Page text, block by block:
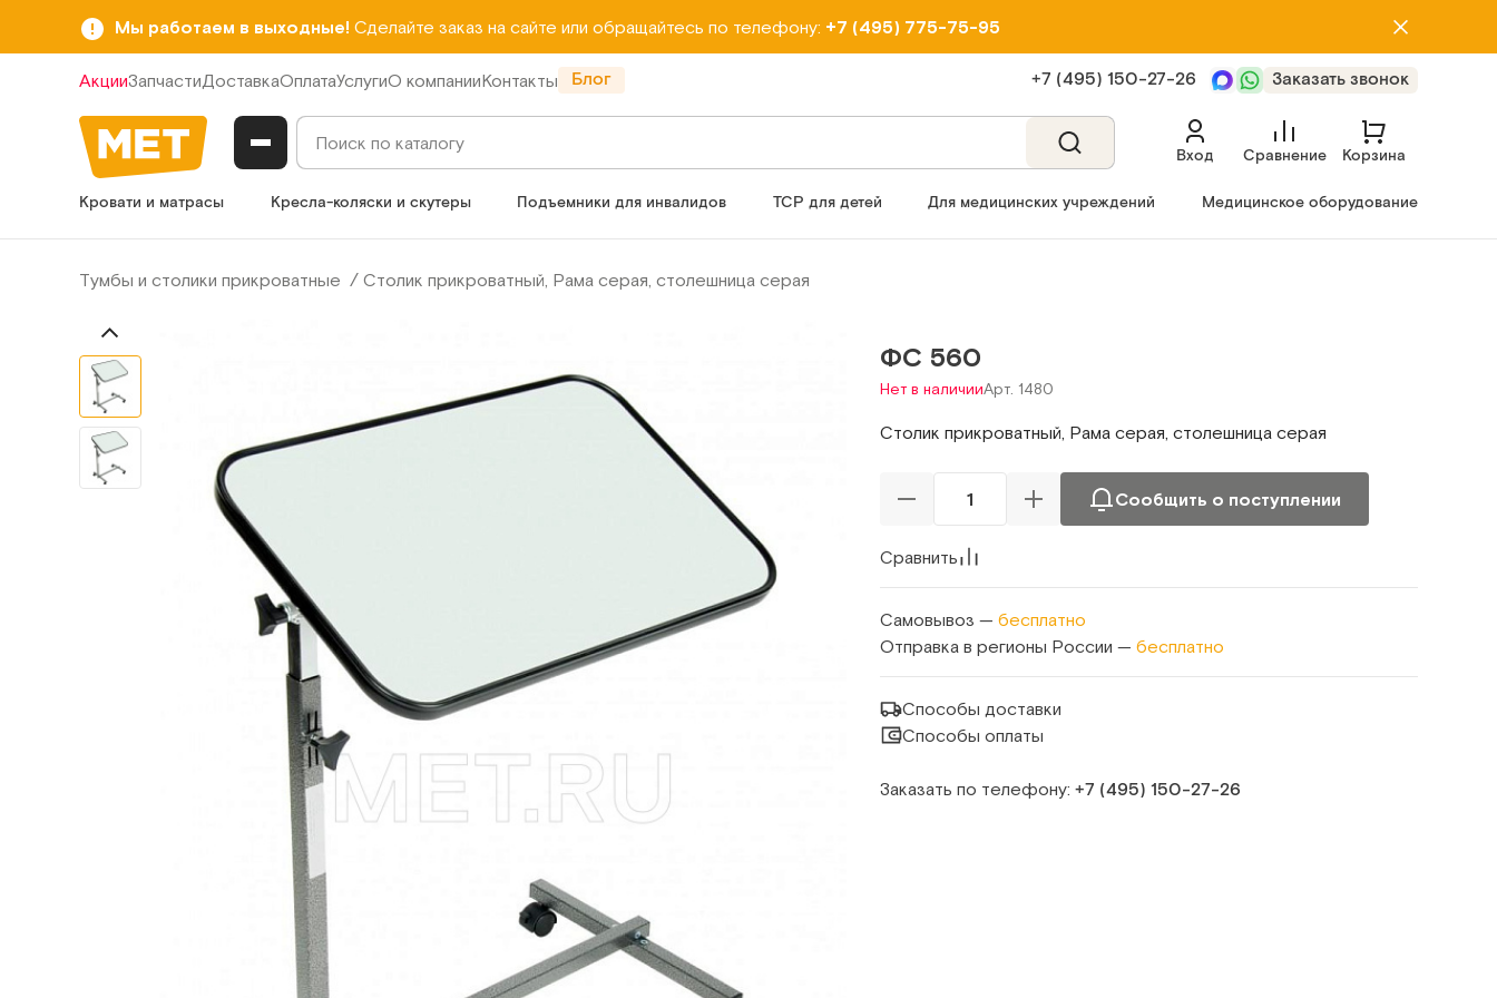
Мы работаем в выходные! Сделайте заказ на сайте или обращайтесь по телефону: +7 (495) 775-75-95
АкцииЗапчастиДоставкаОплатаУслугиО компанииКонтакты Блог +7 (495) 150‑27‑26 Заказать звонок
Вход Сравнение Корзина
Кровати и матрасы Кресла-коляски и скутеры Подъемники для инвалидов ТСР для детей Для медицинских учреждений Медицинское оборудование
Тумбы и столики прикроватные Столик прикроватный, Рама серая, столешница серая
ФС 560
Нет в наличииАрт. 1480
Столик прикроватный, Рама серая, столешница серая
Сообщить о поступлении
Сравнить
Самовывоз — бесплатно
Отправка в регионы России — бесплатно
Способы доставки
Способы оплаты
Заказать по телефону: +7 (495) 150‑27‑26